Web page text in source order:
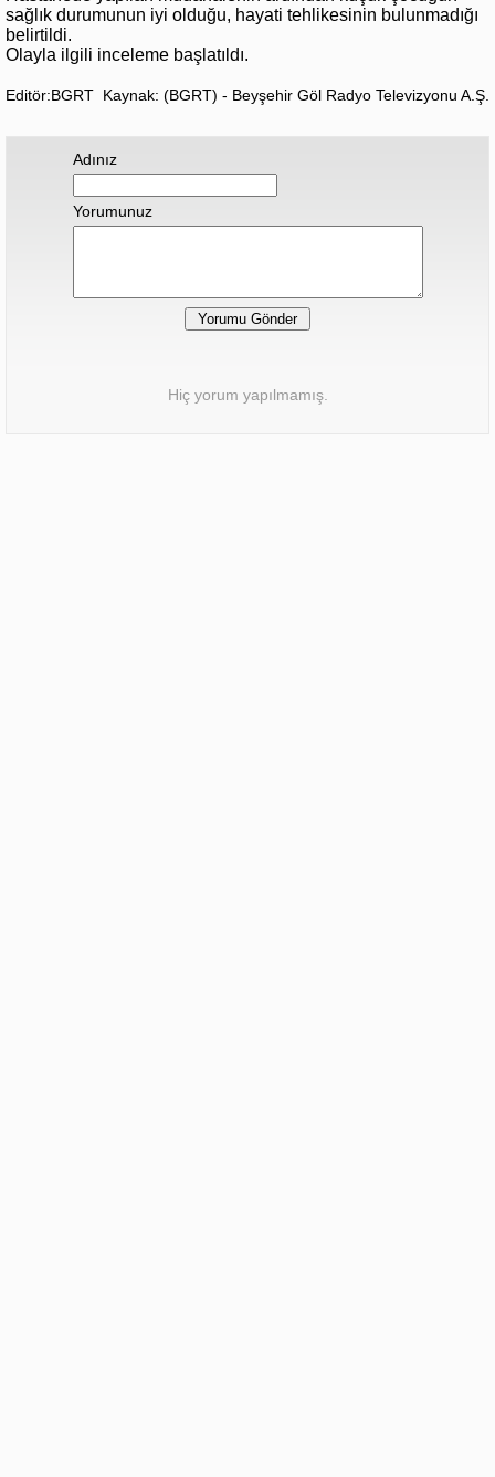
sağlık durumunun iyi olduğu, hayati tehlikesinin bulunmadığı
belirtildi.
Olayla ilgili inceleme başlatıldı.
Editör:BGRT Kaynak: (BGRT) - Beyşehir Göl Radyo Televizyonu A.Ş.
Adınız
Yorumunuz
Hiç yorum yapılmamış.